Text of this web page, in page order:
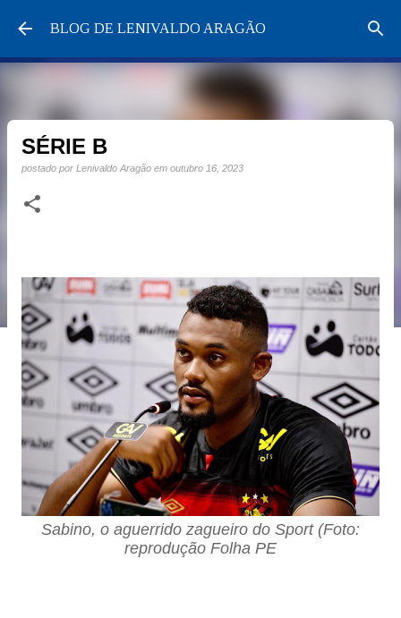
Pular para o conteúdo principal
BLOG DE LENIVALDO ARAGÃO
SÉRIE B
postado por Lenivaldo Aragão em outubro 16, 2023
Sabino, o aguerrido zagueiro do Sport (Foto:
reprodução Folha PE